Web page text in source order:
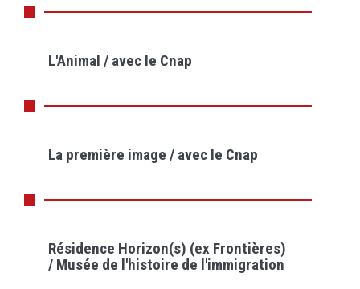
L'Animal / avec le Cnap
La première image / avec le Cnap
Résidence Horizon(s) (ex Frontières)
/ Musée de l'histoire de l'immigration